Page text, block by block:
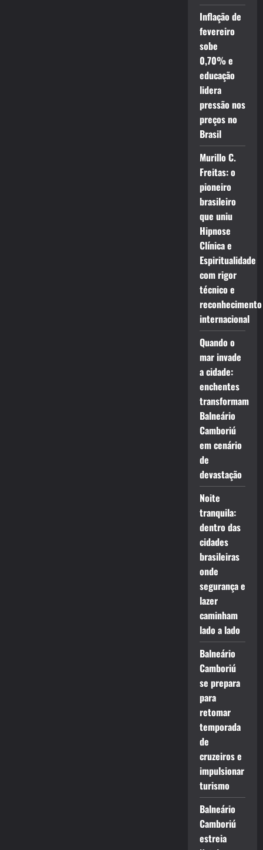
Inflação de
fevereiro
sobe
0,70% e
educação
lidera
pressão nos
preços no
Brasil
Murillo C.
Freitas: o
pioneiro
brasileiro
que uniu
Hipnose
Clínica e
Espiritualidade
com rigor
técnico e
reconhecimento
internacional
Quando o
mar invade
a cidade:
enchentes
transformam
Balneário
Camboriú
em cenário
de
devastação
Noite
tranquila:
dentro das
cidades
brasileiras
onde
segurança e
lazer
caminham
lado a lado
Balneário
Camboriú
se prepara
para
retomar
temporada
de
cruzeiros e
impulsionar
turismo
Balneário
Camboriú
estreia